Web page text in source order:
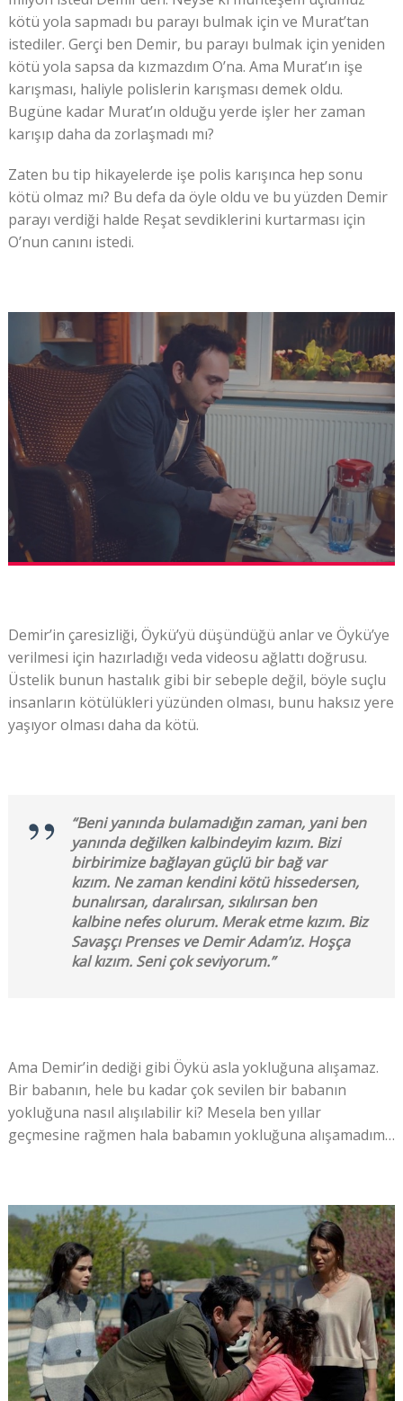
kötü yola sapmadı bu parayı bulmak için ve Murat’tan
istediler. Gerçi ben Demir, bu parayı bulmak için yeniden
kötü yola sapsa da kızmazdım O’na. Ama Murat’ın işe
karışması, haliyle polislerin karışması demek oldu.
Bugüne kadar Murat’ın olduğu yerde işler her zaman
karışıp daha da zorlaşmadı mı?
Zaten bu tip hikayelerde işe polis karışınca hep sonu
kötü olmaz mı? Bu defa da öyle oldu ve bu yüzden Demir
parayı verdiği halde Reşat sevdiklerini kurtarması için
O’nun canını istedi.
Demir’in çaresizliği, Öykü’yü düşündüğü anlar ve Öykü’ye
verilmesi için hazırladığı veda videosu ağlattı doğrusu.
Üstelik bunun hastalık gibi bir sebeple değil, böyle suçlu
insanların kötülükleri yüzünden olması, bunu haksız yere
yaşıyor olması daha da kötü.
“Beni yanında bulamadığın zaman, yani ben
yanında değilken kalbindeyim kızım. Bizi
birbirimize bağlayan güçlü bir bağ var
kızım. Ne zaman kendini kötü hissedersen,
bunalırsan, daralırsan, sıkılırsan ben
kalbine nefes olurum. Merak etme kızım. Biz
Savaşçı Prenses ve Demir Adam’ız. Hoşça
kal kızım. Seni çok seviyorum.”
Ama Demir’in dediği gibi Öykü asla yokluğuna alışamaz.
Bir babanın, hele bu kadar çok sevilen bir babanın
yokluğuna nasıl alışılabilir ki? Mesela ben yıllar
geçmesine rağmen hala babamın yokluğuna alışamadım…